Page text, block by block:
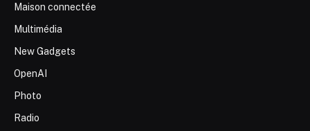
Maison connectée
Multimédia
New Gadgets
OpenAI
Photo
Radio